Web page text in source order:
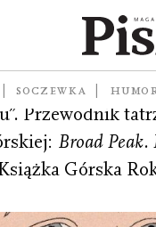
SOCZEWKAi
Przewodnik
Broad Peak.
Górska